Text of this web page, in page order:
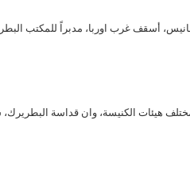
أسقف غرب اوربا، مدبراً للمكتب
هيئات الكنيسة، وان قداسة البطريرك،